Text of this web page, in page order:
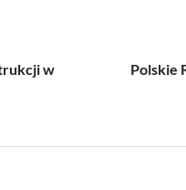
w
Polskie